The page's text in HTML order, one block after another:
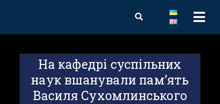
На кафедрі суспільних
наук вшанували пам’ять
Василя Сухомлинського